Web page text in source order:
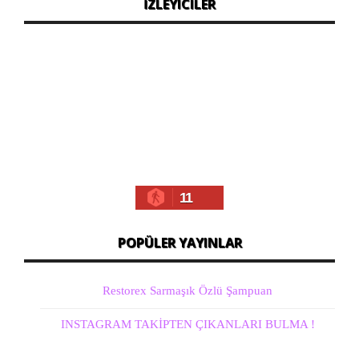
İZLEYICILER
11
POPÜLER YAYINLAR
Restorex Sarmaşık Özlü Şampuan
INSTAGRAM TAKİPTEN ÇIKANLARI BULMA !